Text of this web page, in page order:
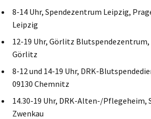
8-14 Uhr, Spendezentrum Leipzig,
Leipzig
12-19 Uhr, Görlitz Blutspendezentrum,
Görlitz
8-12 und 14-19 Uhr, DRK-
09130 Chemnitz
14.30-19 Uhr, DRK-Alten-/Pflegeheim,
Zwenkau